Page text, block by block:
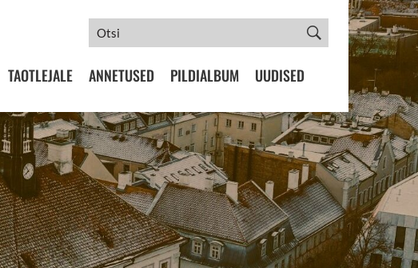
TAOTLEJALE ANNETUSED PILDIALBUM UUDISED